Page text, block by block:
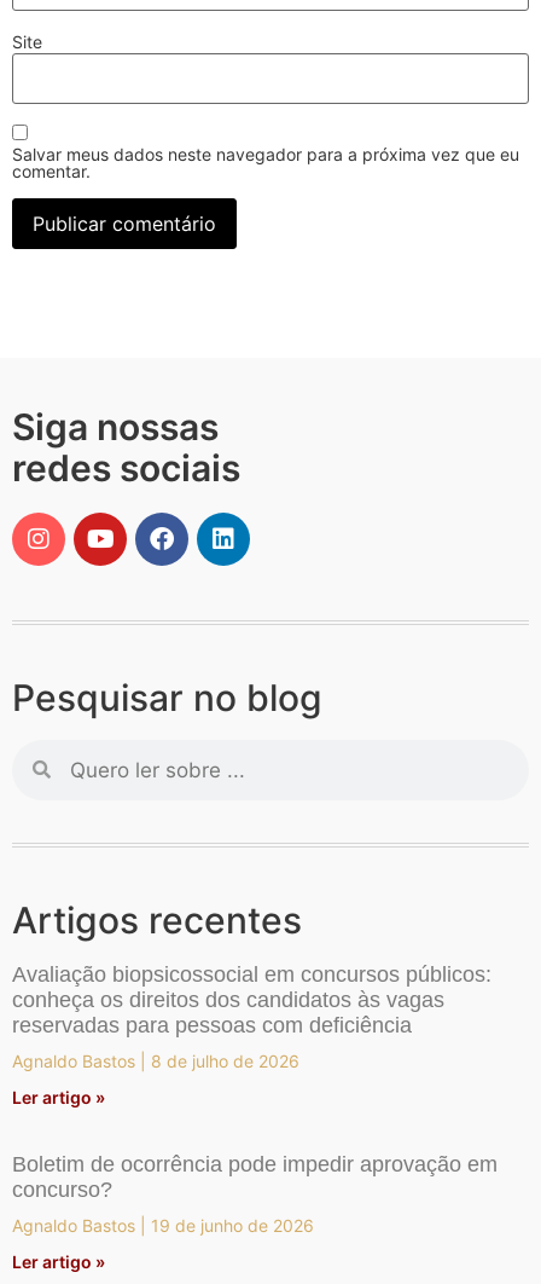
Site
Salvar meus dados neste navegador para a próxima vez que eu
comentar.
Siga nossas
redes sociais
Pesquisar no blog
Artigos recentes
Avaliação biopsicossocial em concursos públicos:
conheça os direitos dos candidatos às vagas
reservadas para pessoas com deficiência
Agnaldo Bastos
8 de julho de 2026
Ler artigo »
Boletim de ocorrência pode impedir aprovação em
concurso?
Agnaldo Bastos
19 de junho de 2026
Ler artigo »